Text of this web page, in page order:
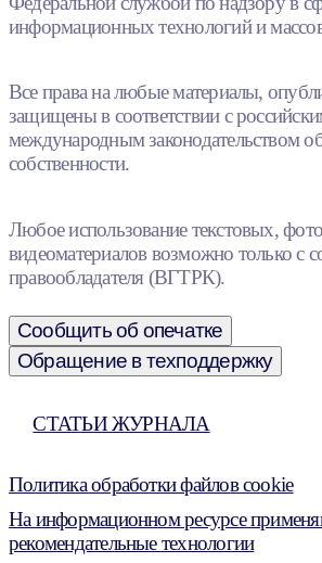
информационных технологий и
Все права на любые материалы,
защищены в соответствии с
международным законодательством
собственности.
Любое использование текстовых,
видеоматериалов возможно только с
правообладателя (ВГТРК).
Сообщить об опечатке
Обращение в техподдержку
СТАТЬИ ЖУРНАЛА
Политика обработки файлов cookie
На информационном ресурсе
рекомендательные технологии